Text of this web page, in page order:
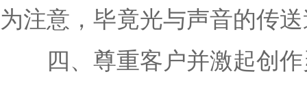
为注意，毕竟光与声音的传
四、尊重客户并激起创作